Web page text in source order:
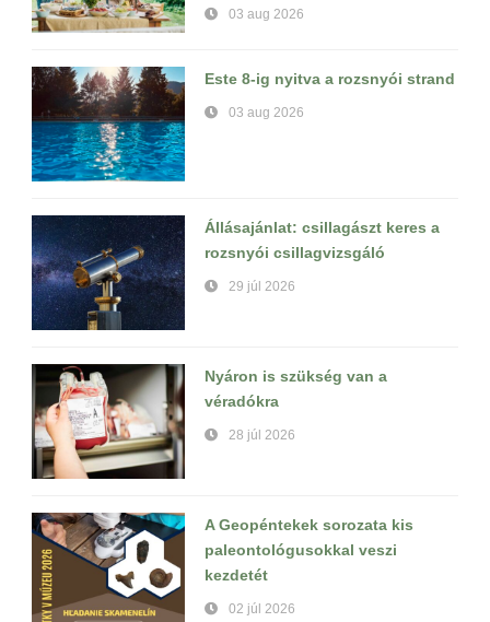
03 aug 2026
Este 8-ig nyitva a rozsnyói strand
03 aug 2026
Állásajánlat: csillagászt keres a
rozsnyói csillagvizsgáló
29 júl 2026
Nyáron is szükség van a
véradókra
28 júl 2026
A Geopéntekek sorozata kis
paleontológusokkal veszi
kezdetét
02 júl 2026